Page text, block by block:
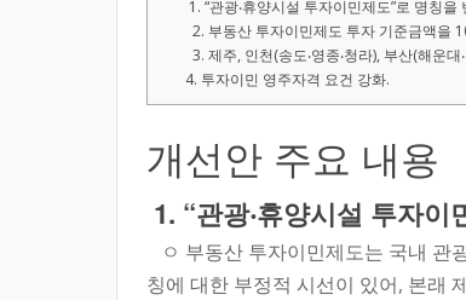
1. “관광‧휴양시설 투자이민제도”로 명칭을
2. 부동산 투자이민제도 투자 기준금액을
3. 제주, 인천(송도‧영종‧청라), 부산(해운
4. 투자이민 영주자격 요건 강화.
개선안 주요 내용
1. “관광‧휴양시설 투자
ㅇ 부동산 투자이민제도는 국내 관
칭에 대한 부정적 시선이 있어, 본래